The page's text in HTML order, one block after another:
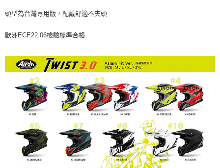
頭型為台灣專用版，配戴舒適不夾頭
歐洲ECE22.06檢驗標準合格